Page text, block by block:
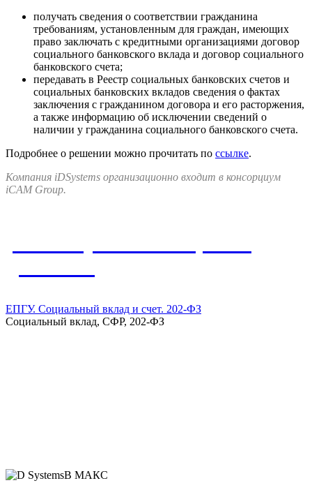
получать сведения о соответствии гражданина
требованиям, установленным для граждан, имеющих
право заключать с кредитными организациями договор
социального банковского вклада и договор социального
банковского счета;
передавать в Реестр социальных банковских счетов и
социальных банковских вкладов сведения о фактах
заключения с гражданином договора и его расторжения,
а также информацию об исключении сведений о
наличии у гражданина социального банковского счета.
Подробнее о решении можно прочитать по ссылке.
Компания iDSystems организационно входит в консорциум
iCAM Group.
ЕПГУ. Социальный вклад и счет. 202-ФЗ
Социальный вклад, СФР, 202-ФЗ
В МАКС